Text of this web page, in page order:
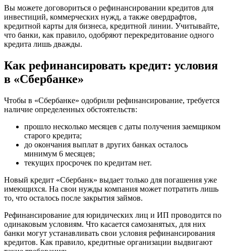
Вы можете договориться о рефинансировании кредитов для
инвестиций, коммерческих нужд, а также овердрафтов,
кредитной карты для бизнеса, кредитной линии. Учитывайте,
что банки, как правило, одобряют перекредитование одного
кредита лишь дважды.
Как рефинансировать кредит: условия
в «Сбербанке»
Чтобы в «Сбербанке» одобрили рефинансирование, требуется
наличие определенных обстоятельств:
прошло несколько месяцев с даты получения заемщиком
старого кредита;
до окончания выплат в других банках осталось
минимум 6 месяцев;
текущих просрочек по кредитам нет.
Новый кредит «Сбербанк» выдает только для погашения уже
имеющихся. На свои нужды компания может потратить лишь
то, что осталось после закрытия займов.
Рефинансирование для юридических лиц и ИП проводится по
одинаковым условиям. Что касается самозанятых, для них
банки могут устанавливать свои условия рефинансирования
кредитов. Как правило, кредитные организации выдвигают